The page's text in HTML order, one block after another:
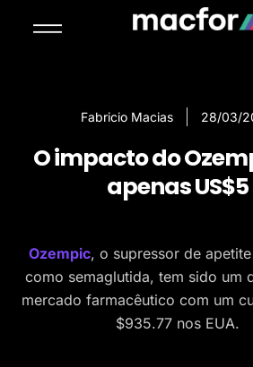
Fabricio Macias 28/03/
O impacto do
apenas US$5
Ozempic, o supressor de
como semaglutida, tem sido um
mercado farmacêutico com um
$935.77 nos EUA.